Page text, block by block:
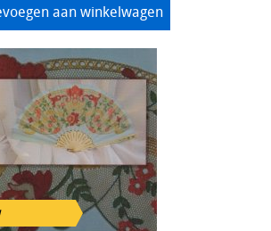
aan winkelwagen